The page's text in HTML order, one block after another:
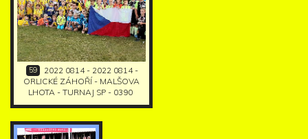
59
2022 0814 - 2022 0814 -
ORLICKÉ ZÁHOŘÍ - MALŠOVA
LHOTA - TURNAJ SP - 0390